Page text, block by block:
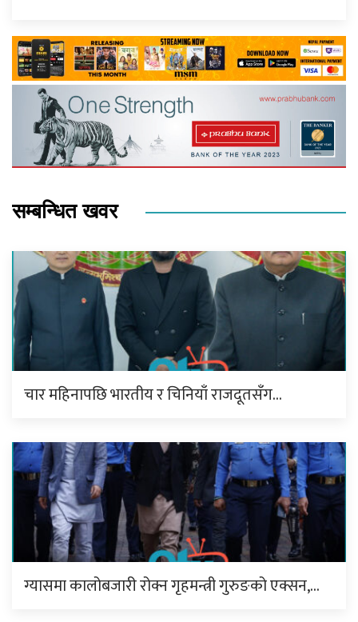
सम्बन्धित खवर
चार महिनापछि भारतीय र चिनियाँ राजदूतसँग…
ग्यासमा कालोबजारी रोक्न गृहमन्त्री गुरुङको एक्सन,…